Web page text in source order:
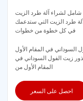
شامل لشراء آلة طرد الزيت
طرد الزيت التي ستدعمك
في كل خطوة من خطوات
في المقام الأول
زيت الفول السوداني في
المقام الأول من
احصل على السعر